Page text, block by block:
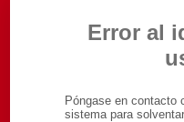
Error al
Póngase en contacto
sistema para